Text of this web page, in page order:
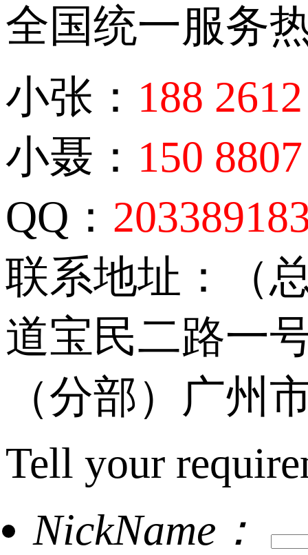
全国统一服务
小张： 188
小聂： 150
QQ：
联系地址：（
道宝民二路一
（分部）广州
Tell your
NickName：